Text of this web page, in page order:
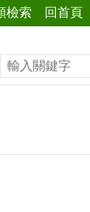
檢索 回首頁